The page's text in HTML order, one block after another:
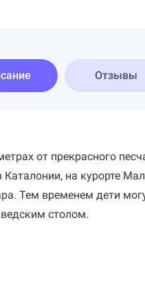
Отзывы
от прекрасного
на курорте
Тем временем дети
столом.